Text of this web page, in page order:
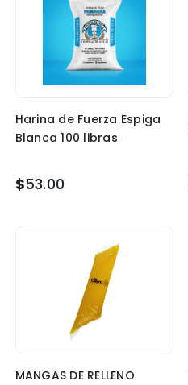
Harina de Fuerza Espiga
Blanca 100 libras
$53.00
MANGAS DE RELLENO